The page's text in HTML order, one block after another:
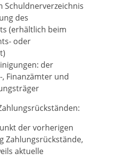
Schuldnerverzeichnis
des
(erhältlich beim
oder
der
Finanzämter und
der vorherigen
Zahlungsrückstände,
aktuelle